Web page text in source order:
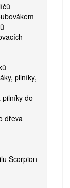
pilníky,
pilníky do
dřeva
Scorpion